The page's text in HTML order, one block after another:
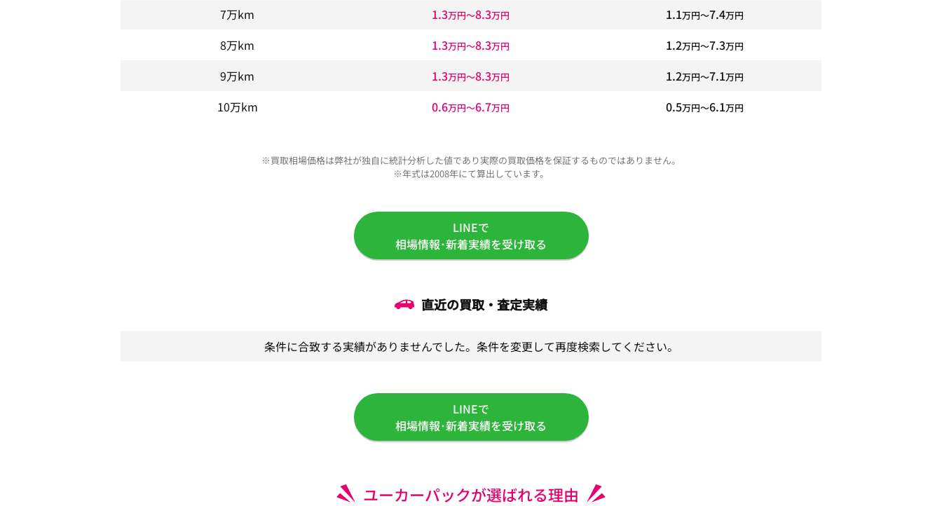
7万km 1.3万円〜8.3万円 1.1万円〜7.4万円
8万km 1.3万円〜8.3万円 1.2万円〜7.3万円
9万km 1.3万円〜8.3万円 1.2万円〜7.1万円
10万km 0.6万円〜6.7万円 0.5万円〜6.1万円
※買取相場価格は弊社が独自に統計分析した値であり実際の買取価格を保証するものではありません。
※年式は2008年にて算出しています。
LINEで
相場情報･新着実績を受け取る
直近の買取・査定実績
条件に合致する実績がありませんでした。条件を変更して再度検索してください。
LINEで
相場情報･新着実績を受け取る
ユーカーパックが選ばれる理由